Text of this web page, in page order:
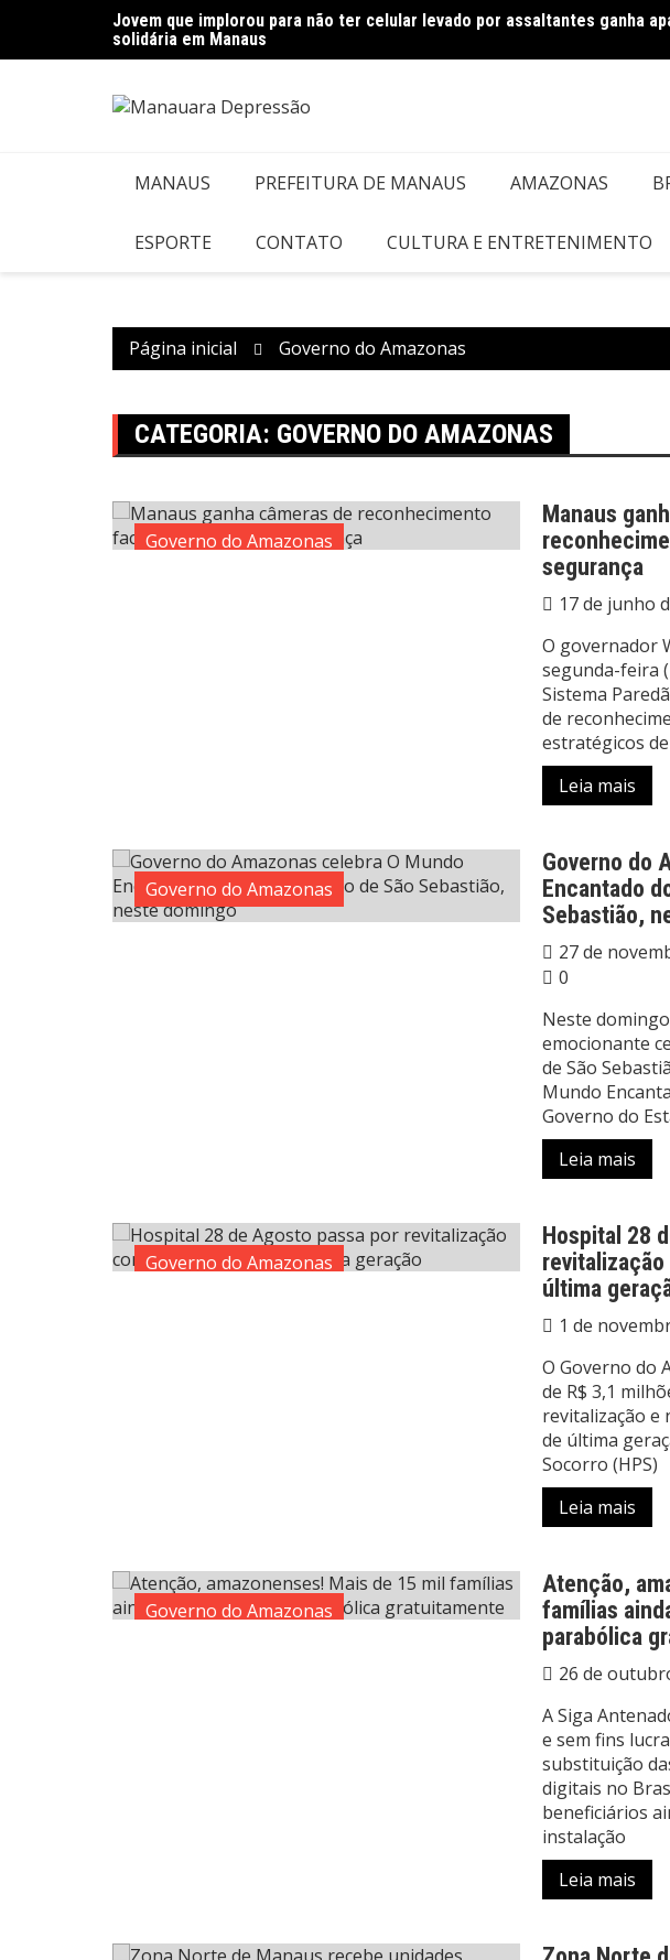
o
Jovem que implorou para não ter celular levado por assaltantes ganha
solidária em Manaus
Polícia encontra mais de quinze quilos de entorpecentes escondidos em
MANAUS PREFEITURA DE MANAUS AMAZONAS
ESPORTE CONTATO CULTURA E ENTRETENIMENTO
Página inicial Governo do Amazonas
CATEGORIA: GOVERNO DO AMAZONAS
Governo do Amazonas
Manaus
segurança
17 de junho
O governador
segunda-feira
Sistema
de
estratégicos
Leia mais
Governo do Amazonas
Governo do
Encantado
Sebastião,
27 de
0
Neste
emocionante
de São
Mundo
Governo do
Leia mais
Governo do Amazonas
Hospital 28
última
1 de
O Governo do
de R$ 3,1
revitalização e
de última
Socorro (HPS)
Leia mais
Governo do Amazonas
Atenção,
famílias
parabólica
26 de
A Siga
e sem fins
substituição
digitais no
beneficiários
instalação
Leia mais